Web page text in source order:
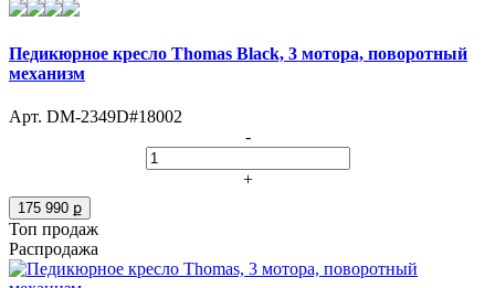
Педикюрное кресло Thomas Black, 3 мотора, поворотный
механизм
Арт. DM-2349D#18002
-
+
175 990 ք
Топ продаж
Распродажа